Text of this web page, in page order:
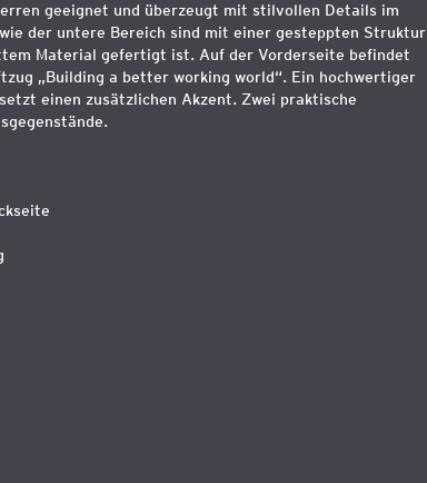
geeignet und überzeugt mit stilvollen Details im
der untere Bereich sind mit einer gesteppten Struktur
Material gefertigt ist. Auf der Vorderseite befindet
„Building a better working world“. Ein hochwertiger
einen zusätzlichen Akzent. Zwei praktische